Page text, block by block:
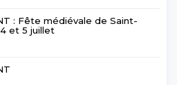
: Fête médiévale de Saint-
et 5 juillet